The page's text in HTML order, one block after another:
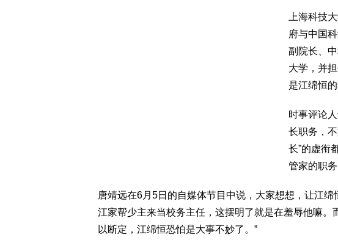
上海科技
府与中国
副院长、
大学，并
是江绵恒的
时事评论
长职务，
长”的虚衔
管家的职
唐靖远在6月5日的自媒体节目中说，大家想想，让江
江家帮少主来当校务主任，这摆明了就是在羞辱他嘛。
以断定，江绵恒恐怕是大事不妙了。”